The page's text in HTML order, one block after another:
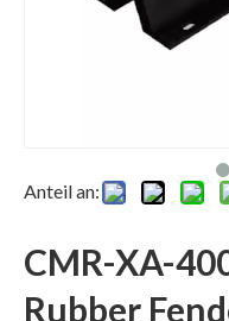
Anteil an:
CMR-XA-
Rubber